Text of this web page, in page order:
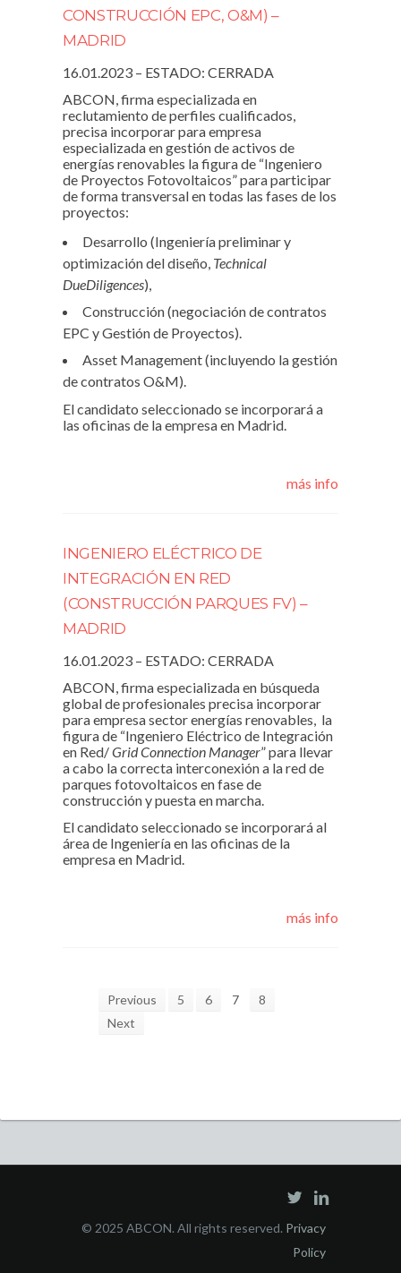
CONSTRUCCIÓN EPC, O&M) –
MADRID
16.01.2023 – ESTADO: CERRADA
ABCON, firma especializada en
reclutamiento de perfiles cualificados,
precisa incorporar para empresa
especializada en gestión de activos de
energías renovables la figura de “Ingeniero
de Proyectos Fotovoltaicos” para participar
de forma transversal en todas las fases de los
proyectos:
Desarrollo (Ingeniería preliminar y
optimización del diseño, Technical
DueDiligences),
Construcción (negociación de contratos
EPC y Gestión de Proyectos).
Asset Management (incluyendo la gestión
de contratos O&M).
El candidato seleccionado se incorporará a
las oficinas de la empresa en Madrid.
más info
INGENIERO ELÉCTRICO DE
INTEGRACIÓN EN RED
(CONSTRUCCIÓN PARQUES FV) –
MADRID
16.01.2023 – ESTADO: CERRADA
ABCON, firma especializada en búsqueda
global de profesionales precisa incorporar
para empresa sector energías renovables, la
figura de “Ingeniero Eléctrico de Integración
en Red/Grid Connection Manager” para llevar
a cabo la correcta interconexión a la red de
parques fotovoltaicos en fase de
construcción y puesta en marcha.
El candidato seleccionado se incorporará al
área de Ingeniería en las oficinas de la
empresa en Madrid.
más info
Previous 5 6 7
8
Next
© 2025 ABCON. All rights reserved. Privacy
Policy